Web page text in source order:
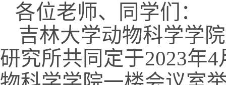
各位老师、同学们：
吉林大学动物科学学
研究所共同定于2023年4